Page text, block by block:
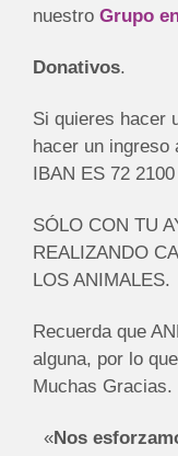
nuestro Grupo
Donativos.
Si quieres hacer
hacer un ingreso
IBAN ES 72
SÓLO CON TU
REALIZANDO
LOS ANIMALES.
Recuerda que
alguna, por lo
Muchas Gracias.
«Nos